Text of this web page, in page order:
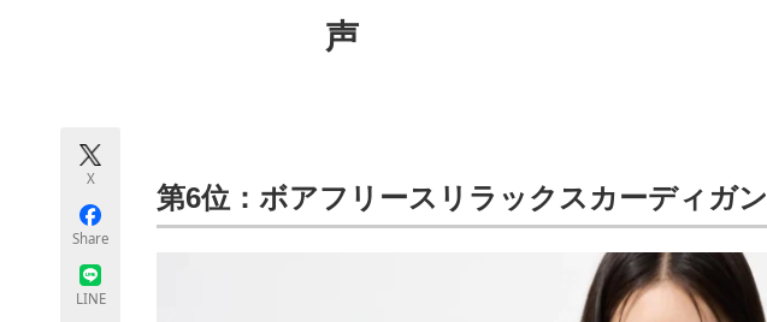
モノづくり技術者専門サイト
声
X
Share
LINE
第6位：ボアフリースリラックスカーディガン